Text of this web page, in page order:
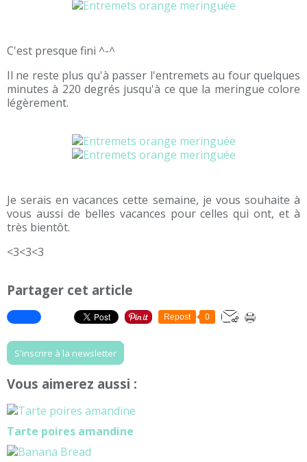
C'est presque fini ^-^
Il ne reste plus qu'à passer l'entremets au four quelques
minutes à 220 degrés jusqu'à ce que la meringue colore
légèrement.
Je serais en vacances cette semaine, je vous souhaite à
vous aussi de belles vacances pour celles qui ont, et à
très bientôt.
<3<3<3
Partager cet article
Repost 0
S'inscrire à la newsletter
Vous aimerez aussi :
Tarte poires amandine